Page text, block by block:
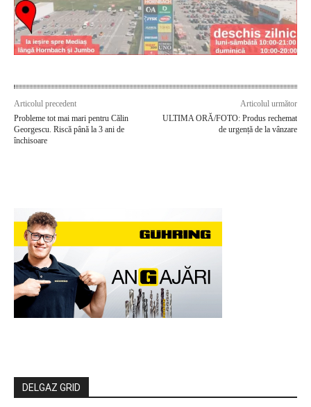
Articolul precedent
Probleme tot mai mari pentru Călin
Georgescu. Riscă până la 3 ani de
închisoare
Articolul următor
ULTIMA ORĂ/FOTO: Produs rechemat
de urgență de la vânzare
DELGAZ GRID